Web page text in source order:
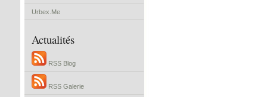
Urbex.Me
Actualités
RSS Blog
RSS Galerie